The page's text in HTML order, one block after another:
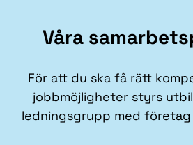
Våra
För att du ska få rätt
jobbmöjligheter styrs
ledningsgrupp med